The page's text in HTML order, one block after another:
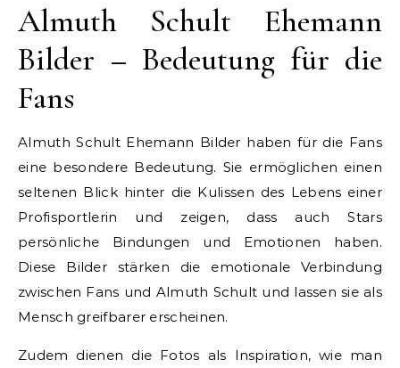
Almuth Schult Ehemann
Bilder – Bedeutung für die
Fans
Almuth Schult Ehemann Bilder haben für die Fans
eine besondere Bedeutung. Sie ermöglichen einen
seltenen Blick hinter die Kulissen des Lebens einer
Profisportlerin und zeigen, dass auch Stars
persönliche Bindungen und Emotionen haben.
Diese Bilder stärken die emotionale Verbindung
zwischen Fans und Almuth Schult und lassen sie als
Mensch greifbarer erscheinen.
Zudem dienen die Fotos als Inspiration, wie man